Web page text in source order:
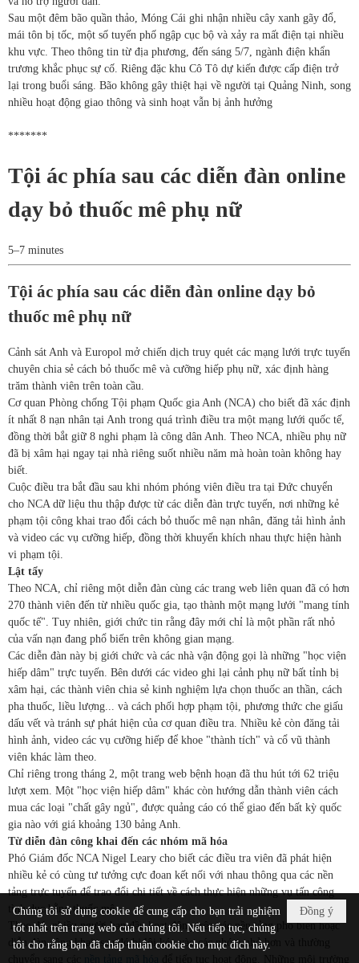
Sau một đêm bão quần thảo, Móng Cái ghi nhận nhiều cây xanh gãy đổ,
mái tôn bị tốc, một số tuyến phố ngập cục bộ và xảy ra mất điện tại nhiều
khu vực. Theo thông tin từ địa phương, đến sáng 5/7, ngành điện khẩn
trương khắc phục sự cố. Riêng đặc khu Cô Tô dự kiến được cấp điện trở
lại trong buổi sáng. Bão không gây thiệt hại về người tại Quảng Ninh, song
nhiều hoạt động giao thông và sinh hoạt vẫn bị ảnh hưởng
*******
Tội ác phía sau các diễn đàn online
dạy bỏ thuốc mê phụ nữ
5–7 minutes
Tội ác phía sau các diễn đàn online dạy bỏ
thuốc mê phụ nữ
Cảnh sát Anh và Europol mở chiến dịch truy quét các mạng lưới trực tuyến
chuyên chia sẻ cách bỏ thuốc mê và cưỡng hiếp phụ nữ, xác định hàng
trăm thành viên trên toàn cầu.
Cơ quan Phòng chống Tội phạm Quốc gia Anh (NCA) cho biết đã xác định
ít nhất 8 nạn nhân tại Anh trong quá trình điều tra một mạng lưới quốc tế,
đồng thời bắt giữ 8 nghi phạm là công dân Anh. Theo NCA, nhiều phụ nữ
đã bị xâm hại ngay tại nhà riêng suốt nhiều năm mà hoàn toàn không hay
biết.
Cuộc điều tra bắt đầu sau khi nhóm phóng viên điều tra tại Đức chuyển
cho NCA dữ liệu thu thập được từ các diễn đàn trực tuyến, nơi những kẻ
phạm tội công khai trao đổi cách bỏ thuốc mê nạn nhân, đăng tải hình ảnh
và video các vụ cưỡng hiếp, đồng thời khuyến khích nhau thực hiện hành
vi phạm tội.
Lật tẩy
Theo NCA, chỉ riêng một diễn đàn cùng các trang web liên quan đã có hơn
270 thành viên đến từ nhiều quốc gia, tạo thành một mạng lưới "mang tính
quốc tế". Tuy nhiên, giới chức tin rằng đây mới chỉ là một phần rất nhỏ
của vấn nạn đang phổ biến trên không gian mạng.
Các diễn đàn này bị giới chức và các nhà vận động gọi là những "học viện
hiếp dâm" trực tuyến. Bên dưới các video ghi lại cảnh phụ nữ bất tỉnh bị
xâm hại, các thành viên chia sẻ kinh nghiệm lựa chọn thuốc an thần, cách
pha thuốc, liều lượng... và cách phối hợp phạm tội, phương thức che giấu
dấu vết và tránh sự phát hiện của cơ quan điều tra. Nhiều kẻ còn đăng tải
hình ảnh, video các vụ cưỡng hiếp để khoe "thành tích" và cổ vũ thành
viên khác làm theo.
Chỉ riêng trong tháng 2, một trang web bệnh hoạn đã thu hút tới 62 triệu
lượt xem. Một "học viện hiếp dâm" khác còn hướng dẫn thành viên cách
mua các loại "chất gây ngủ", được quảng cáo có thể giao đến bất kỳ quốc
gia nào với giá khoảng 130 bảng Anh.
Từ diễn đàn công khai đến các nhóm mã hóa
Phó Giám đốc NCA Nigel Leary cho biết các điều tra viên đã phát hiện
nhiều kẻ có cùng tư tưởng cực đoan kết nối với nhau thông qua các nền
tảng trực tuyến để trao đổi chi tiết về cách thực hiện những vụ tấn công
tình dục bằng thuốc mê.
Theo đó, nhiều người ban đầu hoạt động trên các nền tảng phổ biến hoặc
diễn đàn công khai, sau đó bị lôi kéo vào các nhóm nhỏ hơn và thường
Đồng ý
Chúng tôi sử dụng cookie để cung cấp cho bạn trải nghiệm
tốt nhất trên trang web của chúng tôi. Nếu tiếp tục, chúng
tôi cho rằng bạn đã chấp thuận cookie cho mục đích này.